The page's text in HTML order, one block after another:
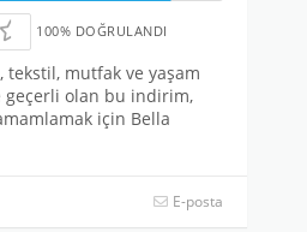
100% DOĞRULANDI
mutfak ve yaşam
geçerli olan bu indirim,
için Bella
E-posta